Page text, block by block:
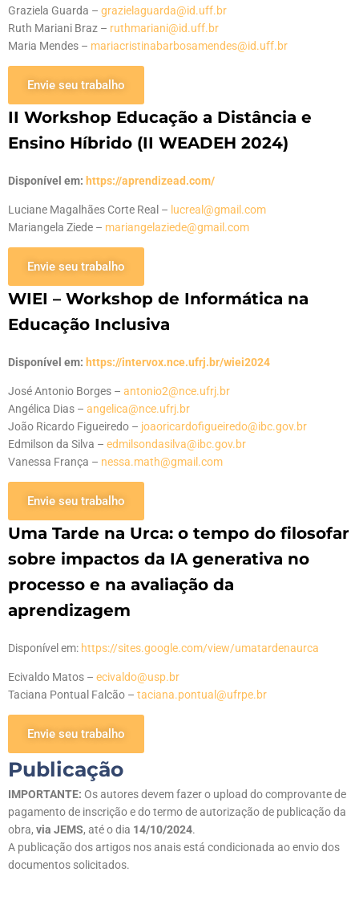
Graziela Guarda – grazielaguarda@id.uff.br
Ruth Mariani Braz – ruthmariani@id.uff.br
Maria Mendes – mariacristinabarbosamendes@id.uff.br
Envie seu trabalho
II Workshop Educação a Distância e
Ensino Híbrido (II WEADEH 2024)
Disponível em: https://aprendizead.com/
Luciane Magalhães Corte Real – lucreal@gmail.com
Mariangela Ziede – mariangelaziede@gmail.com
Envie seu trabalho
WIEI – Workshop de Informática na
Educação Inclusiva
Disponível em: https://intervox.nce.ufrj.br/wiei2024
José Antonio Borges – antonio2@nce.ufrj.br
Angélica Dias – angelica@nce.ufrj.br
João Ricardo Figueiredo – joaoricardofigueiredo@ibc.gov.br
Edmilson da Silva – edmilsondasilva@ibc.gov.br
Vanessa França – nessa.math@gmail.com
Envie seu trabalho
Uma Tarde na Urca: o tempo do filosofar
sobre impactos da IA generativa no
processo e na avaliação da
aprendizagem
Disponível em: https://sites.google.com/view/umatardenaurca
Ecivaldo Matos – ecivaldo@usp.br
Taciana Pontual Falcão – taciana.pontual@ufrpe.br
Envie seu trabalho
Publicação
IMPORTANTE: Os autores devem fazer o upload do comprovante de
pagamento de inscrição e do termo de autorização de publicação da
obra, via JEMS, até o dia 14/10/2024.
A publicação dos artigos nos anais está condicionada ao envio dos
documentos solicitados.